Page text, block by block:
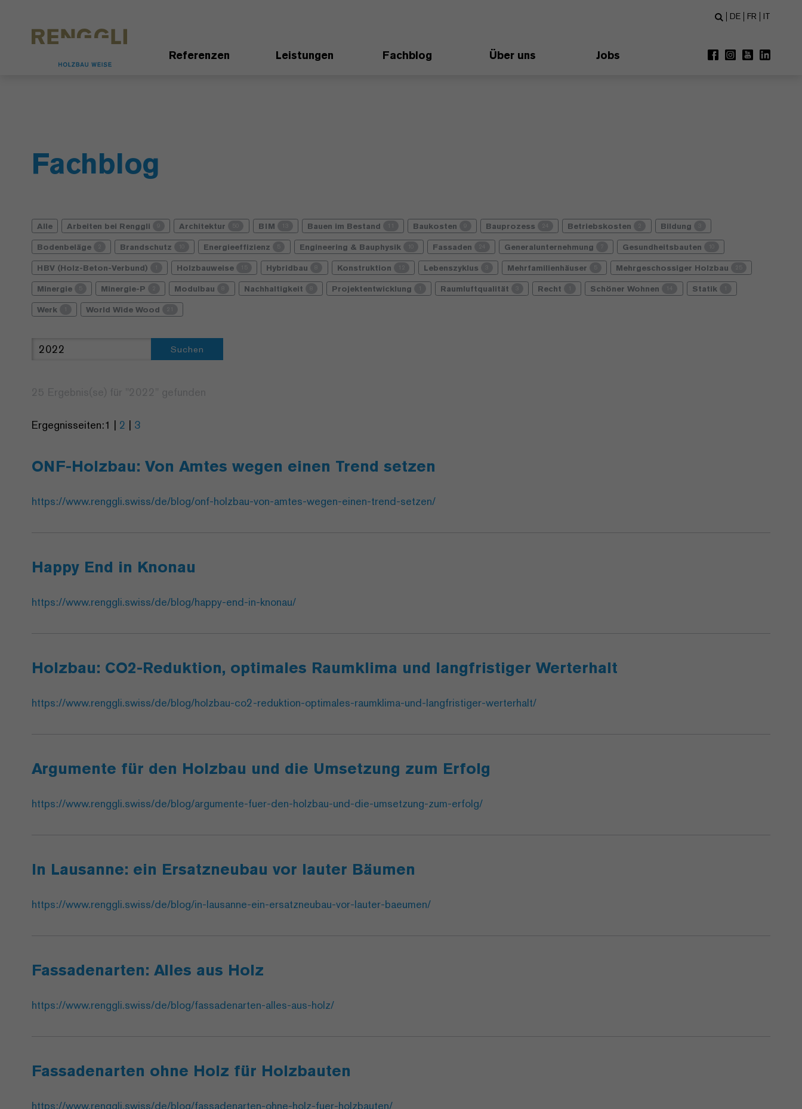
Referenzen Leistungen Fachblog Über uns Jobs
DE FR IT
Fachblog
Alle Arbeiten bei Renggli Architektur BIM Bauen im Bestand Baukosten Bauprozess Betriebskosten Bildung
Bodenbeläge Brandschutz Energieeffizienz Engineering & Bauphysik Fassaden Generalunternehmung Gesundheitsbauten
HBV (Holz-Beton-Verbund) Holzbauweise Hybridbau Konstruktion Lebenszyklus Mehrfamilienhäuser Mehrgeschossiger Holzbau
Minergie Minergie-P Modulbau Nachhaltigkeit Projektentwicklung Raumluftqualität Recht Schöner Wohnen Statik
Werk World Wide Wood
Suchen
Ergegnisseiten:1 | 2 | 3
ONF-Holzbau: Von Amtes wegen einen Trend setzen
https://www.renggli.swiss/de/blog/onf-holzbau-von-amtes-wegen-einen-trend-setzen/
Happy End in Knonau
https://www.renggli.swiss/de/blog/happy-end-in-knonau/
Holzbau: CO2-Reduktion, optimales Raumklima und langfristiger Werterhalt
https://www.renggli.swiss/de/blog/holzbau-co2-reduktion-optimales-raumklima-und-langfristiger-werterhalt/
Argumente für den Holzbau und die Umsetzung zum Erfolg
https://www.renggli.swiss/de/blog/argumente-fuer-den-holzbau-und-die-umsetzung-zum-erfolg/
In Lausanne: ein Ersatzneubau vor lauter Bäumen
https://www.renggli.swiss/de/blog/in-lausanne-ein-ersatzneubau-vor-lauter-baeumen/
Fassadenarten: Alles aus Holz
https://www.renggli.swiss/de/blog/fassadenarten-alles-aus-holz/
Fassadenarten ohne Holz für Holzbauten
https://www.renggli.swiss/de/blog/fassadenarten-ohne-holz-fuer-holzbauten/